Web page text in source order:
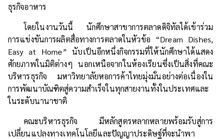
ธุรกิจอาหาร
โดยในงานวันนี้ นักศึกษาสาขาการตลาดดิจิทัลได้เข้าร่วม
การแข่งขันการผลิตสื่อทางการตลาดในหัวข้อ “Dream Dishes,
Easy at Home” นับเป็นอีกหนึ่งกิจกรรมที่ให้นักศึกษาได้แสดง
ศักยภาพในมิติต่างๆ นอกเหนือจากในห้องเรียนซึ่งเป็นสิ่งที่คณะ
บริหารธุรกิจ มหาวิทยาลัยหอการค้าไทยมุ่งมั่นอย่างต่อเนื่องใน
การพัฒนาบัณฑิตสู่ความสำเร็จในทุกสายงานทั้งในประเทศและ
ในระดับนานาชาติ
คณะบริหารธุรกิจ มีหลักสูตรหลากหลายพร้อมรับสู่การ
เปลี่ยนแปลงทางเทคโนโลยีและปัญญาประดิษฐ์ที่จะนำพา